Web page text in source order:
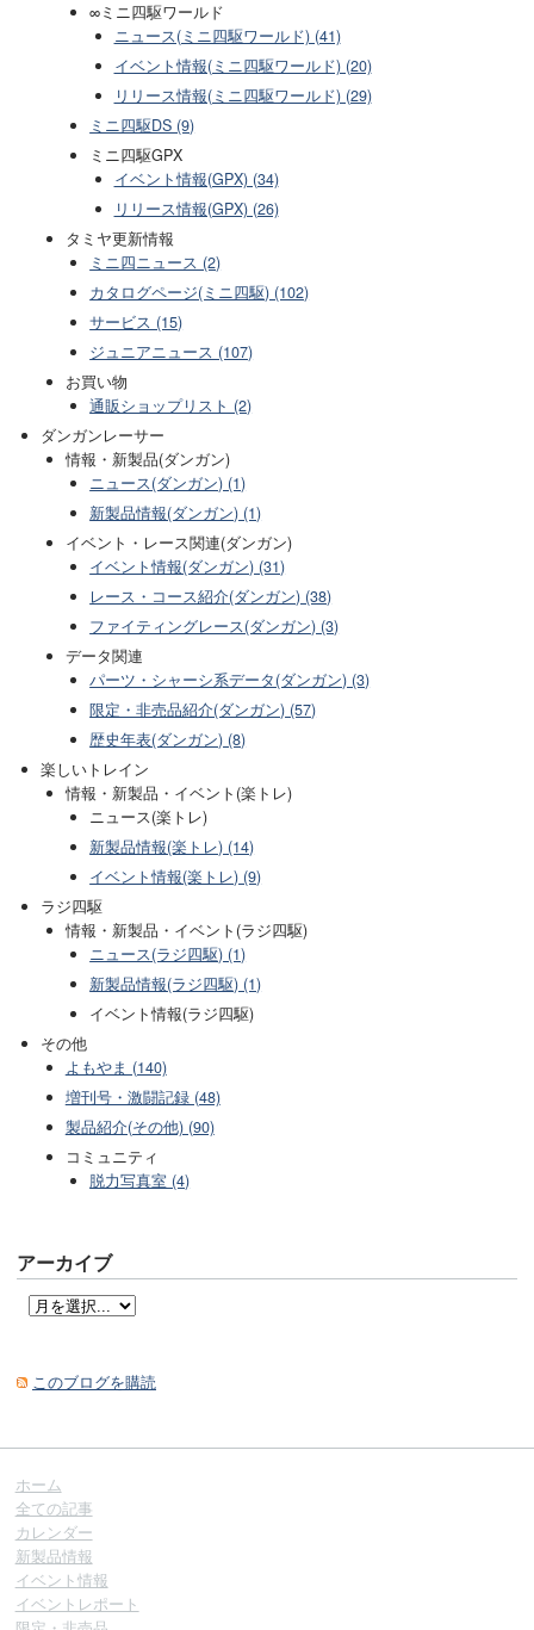
∞ミニ四駆ワールド
ニュース(ミニ四駆ワールド) (41)
イベント情報(ミニ四駆ワールド) (20)
リリース情報(ミニ四駆ワールド) (29)
ミニ四駆DS (9)
ミニ四駆GPX
イベント情報(GPX) (34)
リリース情報(GPX) (26)
タミヤ更新情報
ミニ四ニュース (2)
カタログページ(ミニ四駆) (102)
サービス (15)
ジュニアニュース (107)
お買い物
通販ショップリスト (2)
ダンガンレーサー
情報・新製品(ダンガン)
ニュース(ダンガン) (1)
新製品情報(ダンガン) (1)
イベント・レース関連(ダンガン)
イベント情報(ダンガン) (31)
レース・コース紹介(ダンガン) (38)
ファイティングレース(ダンガン) (3)
データ関連
パーツ・シャーシ系データ(ダンガン) (3)
限定・非売品紹介(ダンガン) (57)
歴史年表(ダンガン) (8)
楽しいトレイン
情報・新製品・イベント(楽トレ)
ニュース(楽トレ)
新製品情報(楽トレ) (14)
イベント情報(楽トレ) (9)
ラジ四駆
情報・新製品・イベント(ラジ四駆)
ニュース(ラジ四駆) (1)
新製品情報(ラジ四駆) (1)
イベント情報(ラジ四駆)
その他
よもやま (140)
増刊号・激闘記録 (48)
製品紹介(その他) (90)
コミュニティ
脱力写真室 (4)
アーカイブ
このブログを購読
ホーム
全ての記事
カレンダー
新製品情報
イベント情報
イベントレポート